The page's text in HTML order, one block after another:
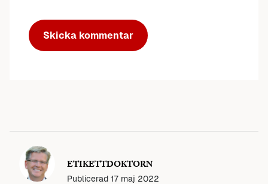
ETIKETTDOKTORN
Publicerad 17 maj 2022